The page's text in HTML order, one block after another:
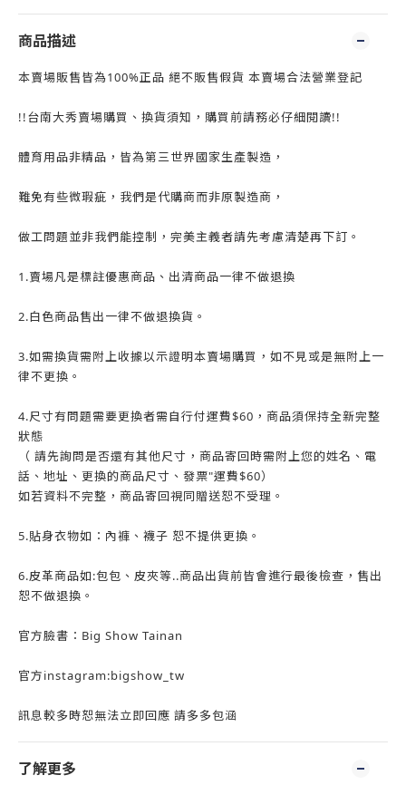
商品描述
本賣場販售皆為100%正品 絕不販售假貨 本賣場合法營業登記
!!台南大秀賣場購買、換貨須知，購買前請務必仔細閱讀!!
體育用品非精品，皆為第三世界國家生產製造，
難免有些微瑕疵，我們是代購商而非原製造商，
做工問題並非我們能控制，完美主義者請先考慮清楚再下訂。
1.賣場凡是標註優惠商品、出清商品一律不做退換
2.白色商品售出一律不做退換貨。
3.如需換貨需附上收據以示證明本賣場購買，如不見或是無附上一
律不更換。
4.尺寸有問題需要更換者需自行付運費$60，商品須保持全新完整
狀態
（ 請先詢問是否還有其他尺寸，商品寄回時需附上您的姓名、電
話、地址、更換的商品尺寸、發票"運費$60）
如若資料不完整，商品寄回視同贈送恕不受理。
5.貼身衣物如：內褲、襪子 恕不提供更換。
6.皮革商品如:包包、皮夾等..商品出貨前皆會進行最後檢查，售出
恕不做退換。
官方臉書：Big Show Tainan
官方instagram:bigshow_tw
訊息較多時恕無法立即回應 請多多包涵
了解更多